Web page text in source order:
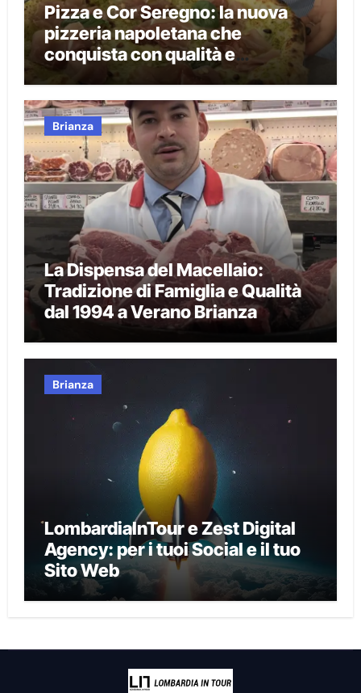
Pizza e Cor Seregno: la nuova
pizzeria napoletana che
conquista con qualità e
tradizione
Brianza
La Dispensa del Macellaio:
Tradizione di Famiglia e Qualità
dal 1994 a Verano Brianza
Brianza
LombardiaInTour e Zest Digital
Agency: per i tuoi Social e il tuo
Sito Web